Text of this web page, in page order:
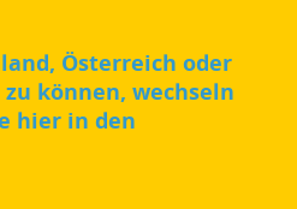
Österreich oder
können, wechseln
hier in den